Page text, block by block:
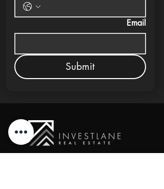
Email
Submit